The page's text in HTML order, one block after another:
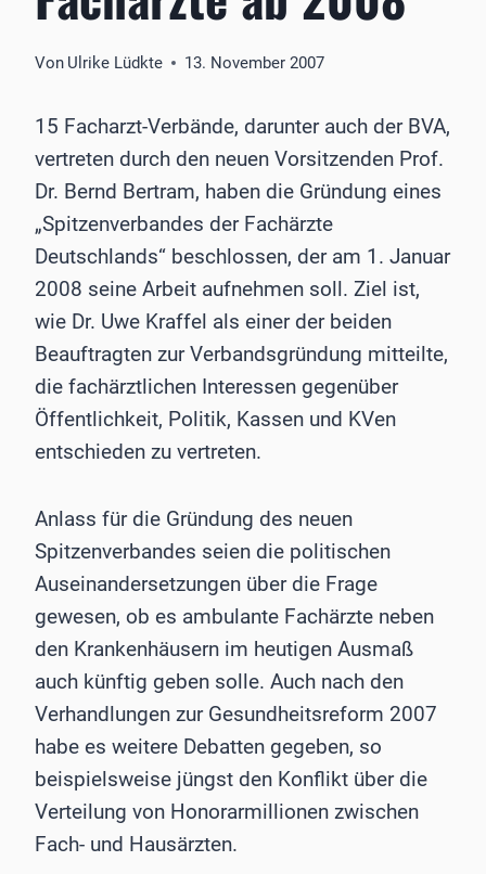
Von Ulrike Lüdkte 13. November 2007
15 Facharzt-Verbände, darunter auch der BVA,
vertreten durch den neuen Vorsitzenden Prof.
Dr. Bernd Bertram, haben die Gründung eines
„Spitzenverbandes der Fachärzte
Deutschlands“ beschlossen, der am 1. Januar
2008 seine Arbeit aufnehmen soll. Ziel ist,
wie Dr. Uwe Kraffel als einer der beiden
Beauftragten zur Verbandsgründung mitteilte,
die fachärztlichen Interessen gegenüber
Öffentlichkeit, Politik, Kassen und KVen
entschieden zu vertreten.
Anlass für die Gründung des neuen
Spitzenverbandes seien die politischen
Auseinandersetzungen über die Frage
gewesen, ob es ambulante Fachärzte neben
den Krankenhäusern im heutigen Ausmaß
auch künftig geben solle. Auch nach den
Verhandlungen zur Gesundheitsreform 2007
habe es weitere Debatten gegeben, so
beispielsweise jüngst den Konflikt über die
Verteilung von Honorarmillionen zwischen
Fach- und Hausärzten.